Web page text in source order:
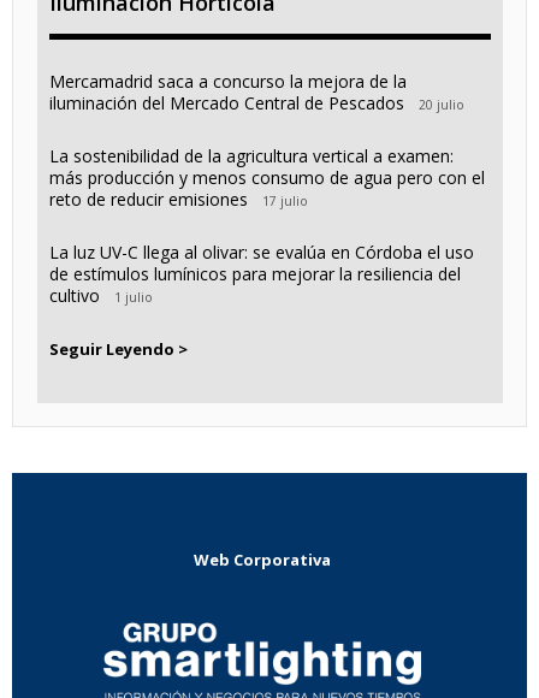
Mercamadrid saca a concurso la mejora de la
iluminación del Mercado Central de Pescados
20 julio
La sostenibilidad de la agricultura vertical a examen:
más producción y menos consumo de agua pero con el
reto de reducir emisiones
17 julio
La luz UV-C llega al olivar: se evalúa en Córdoba el uso
de estímulos lumínicos para mejorar la resiliencia del
cultivo
1 julio
Seguir Leyendo >
Web Corporativa